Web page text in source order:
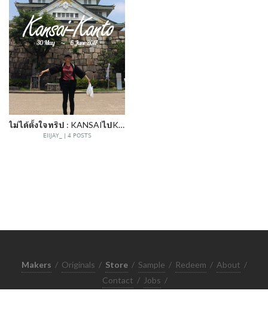
ไม่ได้ตั้งใจทริป : KANSAIไปKANTO
EIIJAY_ | 4 POSTS
Makers / Originals / Store / Sample / Redeem / About /
Contact / Jobs /